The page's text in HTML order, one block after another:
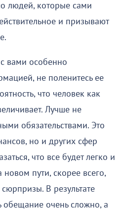
людей, которые сами
и призывают
вами особенно
не поленитесь ее
что человек как
Лучше не
обязательствами. Это
но и других сфер
что все будет легко и
пути, скорее всего,
В результате
обещание очень сложно, а